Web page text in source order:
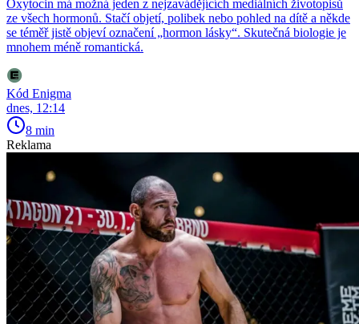
Oxytocin má možná jeden z nejzavádějících mediálních životopisů
ze všech hormonů. Stačí objetí, polibek nebo pohled na dítě a někde
se téměř jistě objeví označení „hormon lásky“. Skutečná biologie je
mnohem méně romantická.
Kód Enigma
dnes, 12:14
8 min
Reklama